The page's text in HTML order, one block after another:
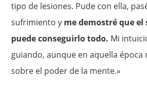
tipo de lesiones. Pude con ella,
sufrimiento y me demostré que
puede conseguirlo todo. Mi
guiando, aunque en aquella época
sobre el poder de la mente.»